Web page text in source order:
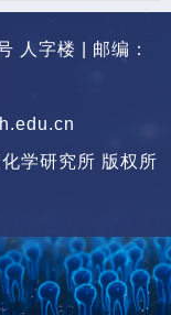
人字楼 | 邮编：
学研究所 版权所